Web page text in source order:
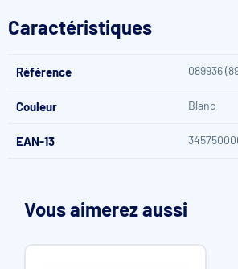
Caractéristiques
Référence 089936
Couleur Blanc
EAN-13
Vous aimerez aussi